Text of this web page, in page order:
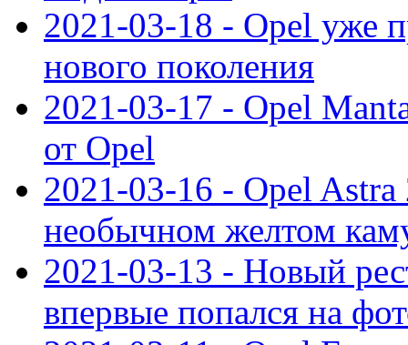
2021-03-18 - Opel уже
нового поколения
2021-03-17 - Opel
от Opel
2021-03-16 - Opel Astra
необычном желтом
2021-03-13 - Новый
впервые попался на